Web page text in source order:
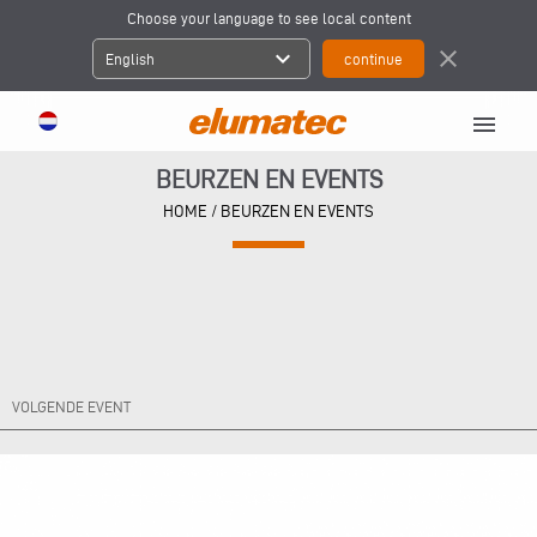
Choose your language to see local content
English expand_more close
menu
BEURZEN EN EVENTS
HOME / BEURZEN EN EVENTS
VOLGENDE EVENT